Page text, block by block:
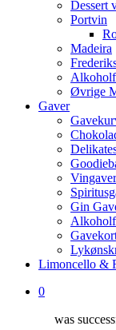
Dessert
Portvin
Madeira
Øvrige
Gaver
Vingaver
Gin
Limoncello &
0
was